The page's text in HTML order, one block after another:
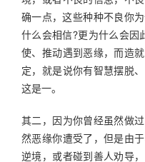
确一点，这些种种不良你
什么会相信?更为什么会因
使、推动遇到恶缘，而造
定，就是说你有智慧摆脱
这是一。
其二，因为你曾经虽然做
然恶缘你遭受了，但是由
逆境，或者碰到善人劝导